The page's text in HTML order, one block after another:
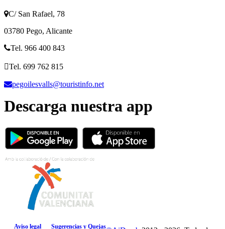
C/ San Rafael, 78
03780 Pego, Alicante
Tel. 966 400 843
Tel. 699 762 815
pegoilesvalls@touristinfo.net
Descarga nuestra app
Aviso legal Sugerencias y Quejas